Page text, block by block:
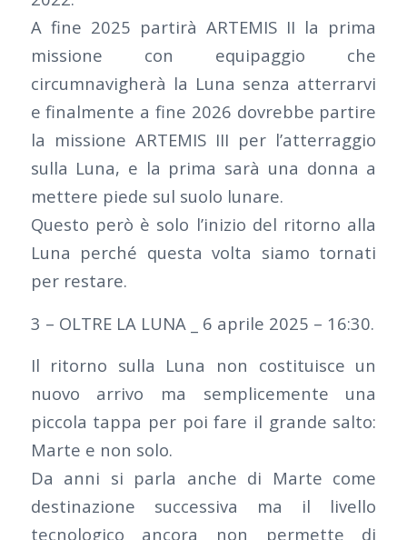
A fine 2025 partirà ARTEMIS II la prima
missione con equipaggio che
circumnavigherà la Luna senza atterrarvi
e finalmente a fine 2026 dovrebbe partire
la missione ARTEMIS III per l’atterraggio
sulla Luna, e la prima sarà una donna a
mettere piede sul suolo lunare.
Questo però è solo l’inizio del ritorno alla
Luna perché questa volta siamo tornati
per restare.
3 – OLTRE LA LUNA _ 6 aprile 2025 – 16:30.
Il ritorno sulla Luna non costituisce un
nuovo arrivo ma semplicemente una
piccola tappa per poi fare il grande salto:
Marte e non solo.
Da anni si parla anche di Marte come
destinazione successiva ma il livello
tecnologico ancora non permette di